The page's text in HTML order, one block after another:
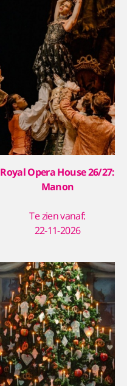
Royal Opera House 26/27:
Manon
Te zien vanaf:
22-11-2026